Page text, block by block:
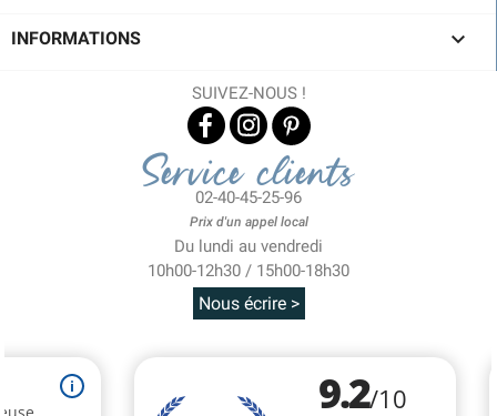
INFORMATIONS 
SUIVEZ-NOUS !
Service clients
02-40-45-25-96
Prix d'un appel local
Du lundi au vendredi
10h00-12h30 / 15h00-18h30
Nous écrire >